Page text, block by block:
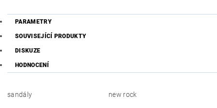
PARAMETRY
SOUVISEJÍCÍ PRODUKTY
DISKUZE
HODNOCENÍ
sandály new rock